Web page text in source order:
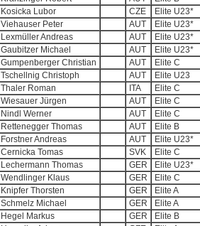
Kosicka Lubor CZE Elite U23*
Viehauser Peter AUT Elite U23*
Lexmüller Andreas AUT Elite U23*
Gaubitzer Michael AUT Elite U23*
Gumpenberger Christian AUT Elite C
Tschellnig Christoph AUT Elite U23
Thaler Roman ITA Elite C
Wiesauer Jürgen AUT Elite C
Nindl Werner AUT Elite C
Rettenegger Thomas AUT Elite B
Forstner Andreas AUT Elite U23*
Cernicka Tomas SVK Elite C
Lechermann Thomas GER Elite U23*
Wendlinger Klaus GER Elite C
Knipfer Thorsten GER Elite A
Schmelz Michael GER Elite A
Hegel Markus GER Elite B